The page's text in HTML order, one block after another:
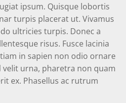
ipsum. Quisque lobortis
turpis placerat ut. Vivamus
ultricies turpis. Donec a
risus. Fusce lacinia
in sapien non odio ornare
velit urna, pharetra non quam
ex. Phasellus ac rutrum